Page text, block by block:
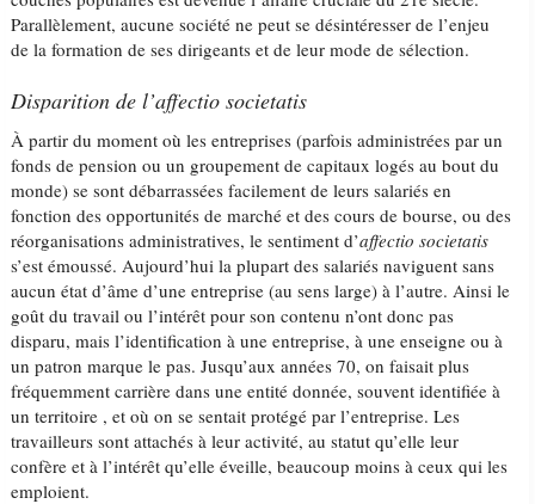
Parallèlement, aucune société ne peut se désintéresser de l’enjeu
de la formation de ses dirigeants et de leur mode de sélection.
Disparition de l’affectio societatis
À partir du moment où les entreprises (parfois administrées par un
fonds de pension ou un groupement de capitaux logés au bout du
monde) se sont débarrassées facilement de leurs salariés en
fonction des opportunités de marché et des cours de bourse, ou des
réorganisations administratives, le sentiment d’affectio societatis
s’est émoussé. Aujourd’hui la plupart des salariés naviguent sans
aucun état d’âme d’une entreprise (au sens large) à l’autre. Ainsi le
goût du travail ou l’intérêt pour son contenu n’ont donc pas
disparu, mais l’identification à une entreprise, à une enseigne ou à
un patron marque le pas. Jusqu’aux années 70, on faisait plus
fréquemment carrière dans une entité donnée, souvent identifiée à
un territoire , et où on se sentait protégé par l’entreprise. Les
travailleurs sont attachés à leur activité, au statut qu’elle leur
confère et à l’intérêt qu’elle éveille, beaucoup moins à ceux qui les
emploient.